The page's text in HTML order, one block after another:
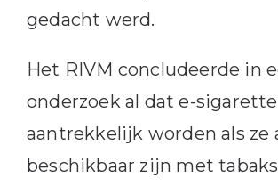
gedacht werd.
Het RIVM concludeerde in
onderzoek al dat e-
aantrekkelijk worden als ze
beschikbaar zijn met